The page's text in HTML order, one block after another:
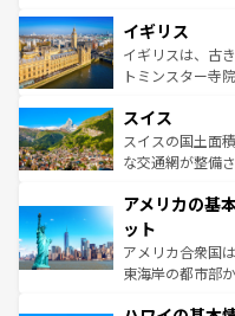
香り高いラベン
らに、パリ以外
も豊かな歴史と
を参照してほし
顔を持つこの国
ルリンの文化的
してライン川沿
は、お酒好きな人に
ドイツ情報はコ
イギリス
イギリスは、古
トミンスター寺
リアごとに異な
ティー、ビール
戦など、本場だ
ンツ一覧を参照
スイス
スイスの国土面
な交通網が整備
の建物がそのま
博物館もあり、
ことができる。
者向けの交通パ
着のスイス情報は
アメリカの基
ット
アメリカ合衆国
東海岸の都市部